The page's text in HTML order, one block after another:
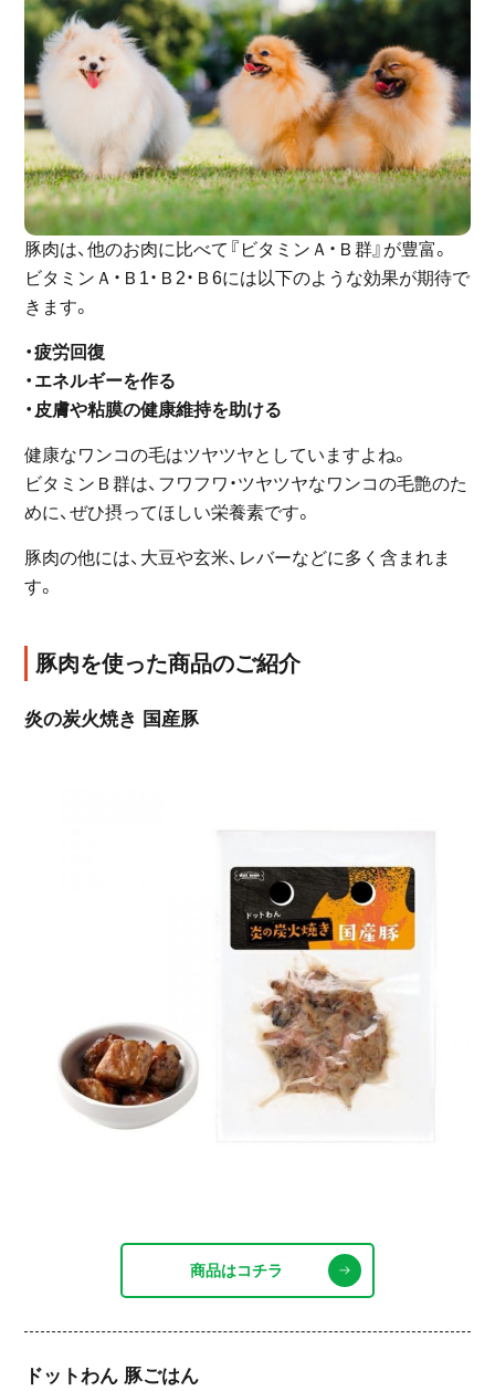
豚肉は、他のお肉に比べて『ビタミンＡ・Ｂ群』が豊富。
ビタミンＡ・Ｂ1・Ｂ2・Ｂ6には以下のような効果が期待で
きます。
・疲労回復
・エネルギーを作る
・皮膚や粘膜の健康維持を助ける
健康なワンコの毛はツヤツヤとしていますよね。
ビタミンＢ群は、フワフワ・ツヤツヤなワンコの毛艶のた
めに、ぜひ摂ってほしい栄養素です。
豚肉の他には、大豆や玄米、レバーなどに多く含まれま
す。
豚肉を使った商品のご紹介
炎の炭火焼き 国産豚
商品はコチラ
ドットわん 豚ごはん